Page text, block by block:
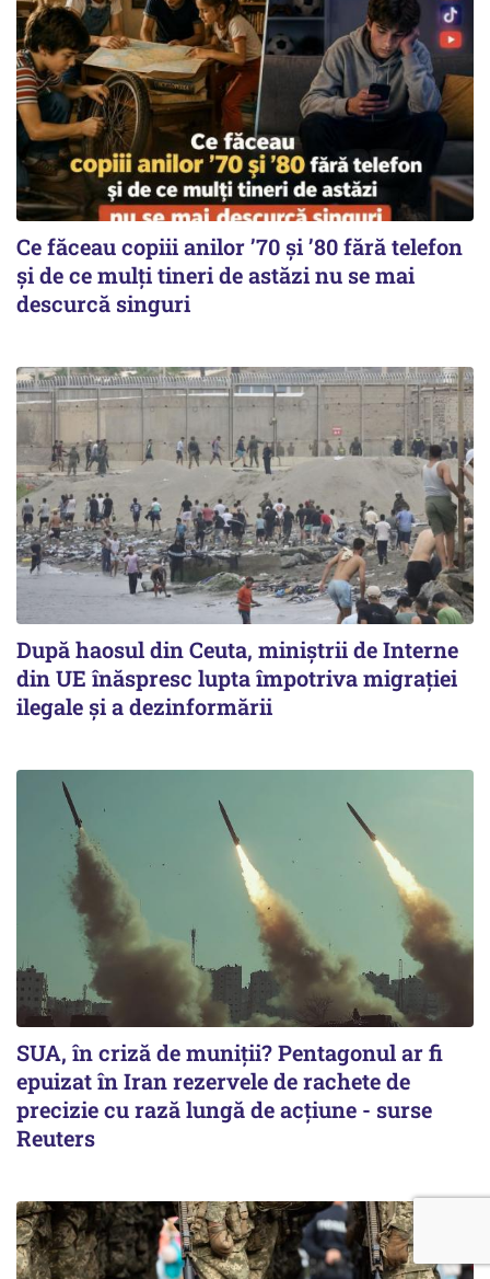
Ce făceau copiii anilor ’70 și ’80 fără telefon
și de ce mulți tineri de astăzi nu se mai
descurcă singuri
După haosul din Ceuta, miniștrii de Interne
din UE înăspresc lupta împotriva migrației
ilegale și a dezinformării
SUA, în criză de muniții? Pentagonul ar fi
epuizat în Iran rezervele de rachete de
precizie cu rază lungă de acţiune - surse
Reuters